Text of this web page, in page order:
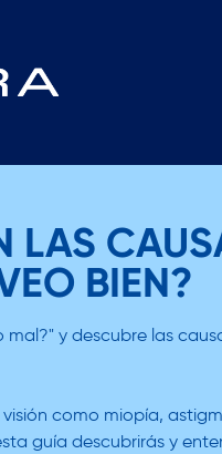
LAS
BIEN?
mal?" y descubre las
como miopía,
guía descubrirás y